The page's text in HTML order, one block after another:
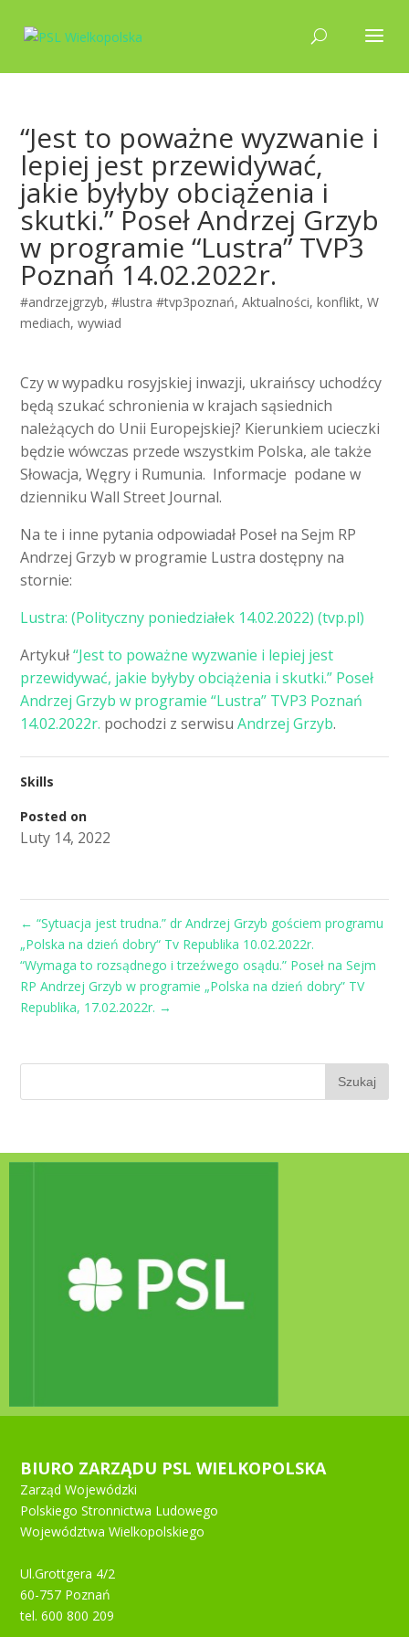
“Jest to poważne wyzwanie i
lepiej jest przewidywać,
jakie byłyby obciążenia i
skutki.” Poseł Andrzej Grzyb
w programie “Lustra” TVP3
Poznań 14.02.2022r.
#andrzejgrzyb,#lustra #tvp3poznań,Aktualności,konflikt,W
mediach,wywiad
Czy w wypadku rosyjskiej inwazji, ukraińscy uchodźcy
będą szukać schronienia w krajach sąsiednich
należących do Unii Europejskiej? Kierunkiem ucieczki
będzie wówczas przede wszystkim Polska, ale także
Słowacja, Węgry i Rumunia. Informacje podane w
dzienniku Wall Street Journal.
Na te i inne pytania odpowiadał Poseł na Sejm RP
Andrzej Grzyb w programie Lustra dostępny na
stornie:
Lustra: (Polityczny poniedziałek 14.02.2022) (tvp.pl)
Artykuł“Jest to poważne wyzwanie i lepiej jest
przewidywać, jakie byłyby obciążenia i skutki.” Poseł
Andrzej Grzyb w programie “Lustra” TVP3 Poznań
14.02.2022r. pochodzi z serwisuAndrzej Grzyb.
Skills
Posted on
Luty 14, 2022
← “Sytuacja jest trudna.” dr Andrzej Grzyb gościem programu
„Polska na dzień dobry“ Tv Republika 10.02.2022r.
“Wymaga to rozsądnego i trzeźwego osądu.” Poseł na Sejm
RP Andrzej Grzyb w programie „Polska na dzień dobry” TV
Republika, 17.02.2022r. →
BIURO ZARZĄDU PSL WIELKOPOLSKA
Zarząd Wojewódzki
Polskiego Stronnictwa Ludowego
Województwa Wielkopolskiego
Ul.Grottgera 4/2
60-757 Poznań
tel. 600 800 209